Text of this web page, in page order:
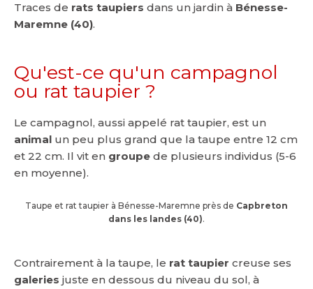
Traces de rats taupiers dans un jardin à Bénesse-
Maremne (40).
Qu'est-ce qu'un campagnol
ou rat taupier ?
Le campagnol, aussi appelé rat taupier, est un
animal un peu plus grand que la taupe entre 12 cm
et 22 cm. Il vit en groupe de plusieurs individus (5-6
en moyenne).
Taupe et rat taupier à Bénesse-Maremne près de Capbreton
dans les landes (40).
Contrairement à la taupe, le rat taupier creuse ses
galeries juste en dessous du niveau du sol, à